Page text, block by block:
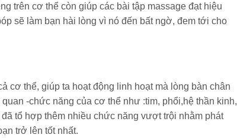
trên cơ thể còn giúp các bài tập massage đạt hiệu
sẽ làm bạn hài lòng vì nó đến bất ngờ, đem tới cho
cơ thể, giúp ta hoạt động linh hoạt mà lòng bàn chân
-chức năng của cơ thể như :tim, phổi,hệ thần kinh,
tổ hợp thêm nhiều chức năng vượt trội nhằm phát
trở lên tốt nhất.